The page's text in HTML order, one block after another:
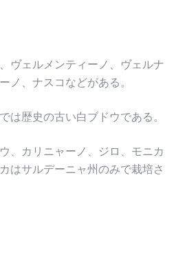
ヴェルメンティーノ、ヴェルナ
ノ、ナスコなどがある。
は歴史の古い白ブドウである。
、カリニャーノ、ジロ、モニカ
はサルデーニャ州のみで栽培さ